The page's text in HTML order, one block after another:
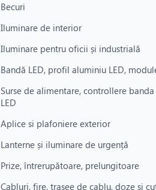
Becuri
Iluminare de interior
Iluminare pentru oficii și industrială
Bandă LED, profil aluminiu LED,
Surse de alimentare, controllere banda
LED
Aplice si plafoniere exterior
Lanterne și iluminare de urgență
Prize, întrerupătoare, prelungitoare
Cabluri, fire, trasee de cablu, doze și